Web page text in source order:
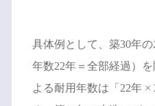
具体例として、築30年
年数22年＝全部経過）
よる耐用年数は「22年